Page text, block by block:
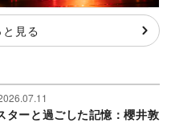
見る
ターと過ごした記憶：櫻井敦